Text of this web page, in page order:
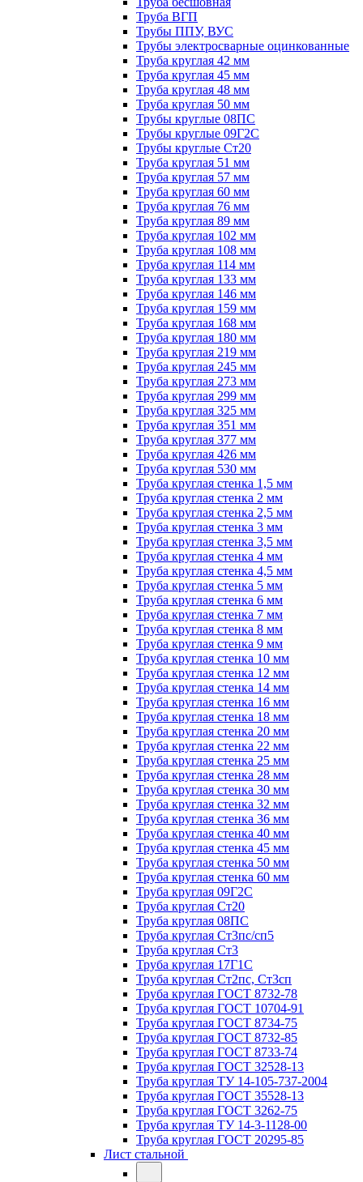
Труба ВГП
Трубы ППУ, ВУС
Трубы электросварные оцинкованные
Труба круглая 42 мм
Труба круглая 45 мм
Труба круглая 48 мм
Труба круглая 50 мм
Трубы круглые 08ПС
Трубы круглые 09Г2С
Трубы круглые Ст20
Труба круглая 51 мм
Труба круглая 57 мм
Труба круглая 60 мм
Труба круглая 76 мм
Труба круглая 89 мм
Труба круглая 102 мм
Труба круглая 108 мм
Труба круглая 114 мм
Труба круглая 133 мм
Труба круглая 146 мм
Труба круглая 159 мм
Труба круглая 168 мм
Труба круглая 180 мм
Труба круглая 219 мм
Труба круглая 245 мм
Труба круглая 273 мм
Труба круглая 299 мм
Труба круглая 325 мм
Труба круглая 351 мм
Труба круглая 377 мм
Труба круглая 426 мм
Труба круглая 530 мм
Труба круглая стенка 1,5 мм
Труба круглая стенка 2 мм
Труба круглая стенка 2,5 мм
Труба круглая стенка 3 мм
Труба круглая стенка 3,5 мм
Труба круглая стенка 4 мм
Труба круглая стенка 4,5 мм
Труба круглая стенка 5 мм
Труба круглая стенка 6 мм
Труба круглая стенка 7 мм
Труба круглая стенка 8 мм
Труба круглая стенка 9 мм
Труба круглая стенка 10 мм
Труба круглая стенка 12 мм
Труба круглая стенка 14 мм
Труба круглая стенка 16 мм
Труба круглая стенка 18 мм
Труба круглая стенка 20 мм
Труба круглая стенка 22 мм
Труба круглая стенка 25 мм
Труба круглая стенка 28 мм
Труба круглая стенка 30 мм
Труба круглая стенка 32 мм
Труба круглая стенка 36 мм
Труба круглая стенка 40 мм
Труба круглая стенка 45 мм
Труба круглая стенка 50 мм
Труба круглая стенка 60 мм
Труба круглая 09Г2С
Труба круглая Ст20
Труба круглая 08ПС
Труба круглая Ст3пс/сп5
Труба круглая Ст3
Труба круглая 17Г1С
Труба круглая Ст2пс, Ст3сп
Труба круглая ГОСТ 8732-78
Труба круглая ГОСТ 10704-91
Труба круглая ГОСТ 8734-75
Труба круглая ГОСТ 8732-85
Труба круглая ГОСТ 8733-74
Труба круглая ГОСТ 32528-13
Труба круглая ТУ 14-105-737-2004
Труба круглая ГОСТ 35528-13
Труба круглая ГОСТ 3262-75
Труба круглая ТУ 14-3-1128-00
Труба круглая ГОСТ 20295-85
Лист стальной